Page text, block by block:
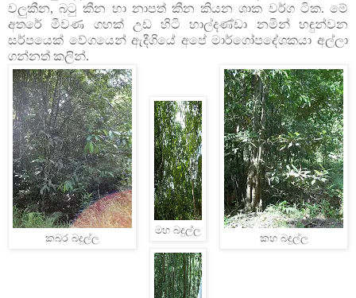
වලුකීන, බටු කීන හා නාපත් කීන කියන ශාක වර්ග ටික. මේ
අතරේ මීවණ ගහක් උඩ හිටි හාල්දණ්ඩා නමින් හඳුන්වන
සර්පයෙක් වේගයෙන් ඇදීගියේ අපේ මාර්ගෝපදේශකයා අල්ලා
ගන්නත් කලින්.
කබර බදුල්ල කහ බදුල්ල
මහ බදුල්ල